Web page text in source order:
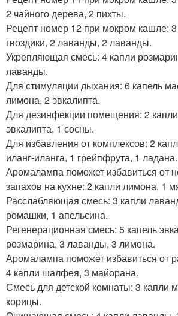
2 чайного дерева, 2 пихты.
Рецепт номер 12 при мокром кашле:
гвоздики, 2 лаванды, 2 лаванды.
Укрепляющая смесь: 4 капли
лаванды.
Для стимуляции дыхания: 6 капель
лимона, 2 эвкалипта.
Для дезинфекции помещения: 2
эвкалипта, 1 сосны.
Для избавления от комплексов: 2
иланг-иланга, 1 грейпфрута, 1 ладана.
Аромалампа поможет избавиться от
запахов на кухне: 2 капли лимона, 1
Расслабляющая смесь: 3 капли
ромашки, 1 апельсина.
Регенерационная смесь: 5 капель
розмарина, 3 лаванды, 3 лимона.
Аромалампа поможет избавиться от
4 капли шалфея, 3 майорана.
Смесь для детской комнаты: 3 капли
корицы.